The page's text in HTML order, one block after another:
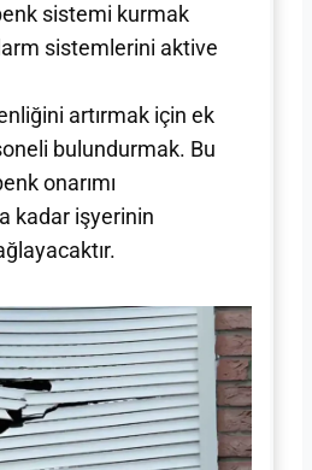
sistemi kurmak
sistemlerini aktive
artırmak için ek
bulundurmak. Bu
onarımı
kadar işyerinin